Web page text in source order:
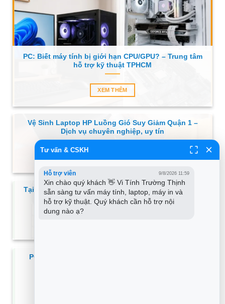
PC: Biết máy tính bị giới hạn CPU/GPU? – Trung tâm
hỗ trợ kỹ thuật TPHCM
XEM THÊM
Vệ Sinh Laptop HP Luồng Gió Suy Giảm Quận 1 –
Dịch vụ chuyên nghiệp, uy tín
Tại sao chạy quạt liên tục dù chỉ lướt web? – Trung
tâm hỗ trợ máy tính gần đây
PC Làm thế nào để đổi tên máy tính Windows? –
Tư vấn & CSKH
Hỗ trợ viên 9/8/2026 11:59
Xin chào quý khách 👋 Vi Tính Trường Thịnh
sẵn sàng tư vấn máy tính, laptop, máy in và
hỗ trợ kỹ thuật. Quý khách cần hỗ trợ nội
dung nào ạ?